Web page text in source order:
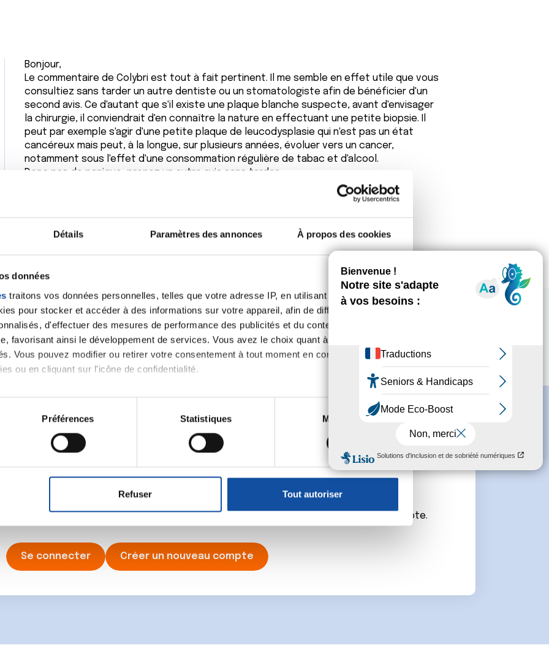
Détails Paramètres des annonces À propos des cookies
données
traitons vos données personnelles, telles que votre adresse IP, en utilisant des
pour stocker et accéder à des informations sur votre appareil, afin de diffuser des
d'effectuer des mesures de performance des publicités et du contenu, ainsi que de
favorisant ainsi le développement de services. Vous avez le choix quant à l'utilisation de
Vous pouvez modifier ou retirer votre consentement à tout moment en consultant la
ou en cliquant sur l'icône de confidentialité.
également :
sur votre localisation géographique qui peuvent être précises à plusieurs mètres près
de vos données personnelles et définir vos préférences, reportez-vous à lasection «
ou retirer votre consentement à tout moment à partir de la déclaration sur les cookies.
ont collectées lors de votre utilisation de leurs services.
Préférences Statistiques Marketing
Refuser Tout autoriser
Bonjour,
Le commentaire de Colybri est tout à fait pertinent. Il me semble en effet utile que vous
consultiez sans tarder un autre dentiste ou un stomatologiste afin de bénéficier d'un
second avis. Ce d'autant que s'il existe une plaque blanche suspecte, avant d'envisager
la chirurgie, il conviendrait d'en connaître la nature en effectuant une petite biopsie. Il
peut par exemple s'agir d'une petite plaque de leucodysplasie qui n'est pas un état
cancéreux mais peut, à la longue, sur plusieurs années, évoluer vers un cancer,
notamment sous l'effet d'une consommation régulière de tabac et d'alcool.
Donc pas de panique, prenez un autre avis sans tarder.
un commentaire
une nouvelle discussion vous aurez besoin de vous connecter ou de créer un compte.
Se connecter Créer un nouveau compte